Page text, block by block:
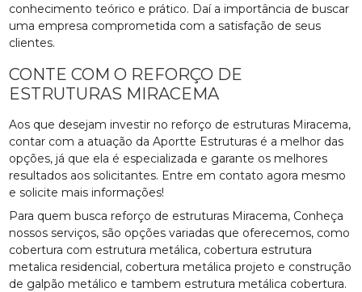
conhecimento teórico e prático. Daí a importância de buscar
uma empresa comprometida com a satisfação de seus
clientes.
CONTE COM O REFORÇO DE
ESTRUTURAS MIRACEMA
Aos que desejam investir no reforço de estruturas Miracema,
contar com a atuação da Aportte Estruturas é a melhor das
opções, já que ela é especializada e garante os melhores
resultados aos solicitantes. Entre em contato agora mesmo
e solicite mais informações!
Para quem busca reforço de estruturas Miracema, Conheça
nossos serviços, são opções variadas que oferecemos, como
cobertura com estrutura metálica, cobertura estrutura
metalica residencial, cobertura metálica projeto e construção
de galpão metálico e tambem estrutura metálica cobertura.